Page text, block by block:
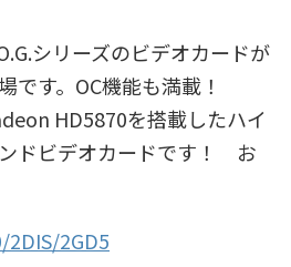
シリーズのビデオカードが
です。OC機能も満載！
HD5870を搭載したハイ
ドビデオカードです！ お
2DIS/2GD5